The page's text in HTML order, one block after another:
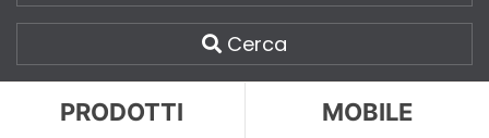
Cerca
PRODOTTI MOBILE